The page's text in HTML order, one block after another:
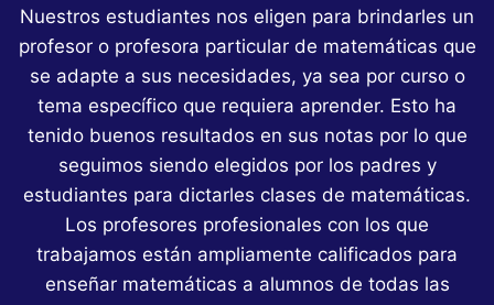
Nuestros estudiantes nos eligen para brindarles un
profesor o profesora particular de matemáticas que
se adapte a sus necesidades, ya sea por curso o
tema específico que requiera aprender. Esto ha
tenido buenos resultados en sus notas por lo que
seguimos siendo elegidos por los padres y
estudiantes para dictarles clases de matemáticas.
Los profesores profesionales con los que
trabajamos están ampliamente calificados para
enseñar matemáticas a alumnos de todas las